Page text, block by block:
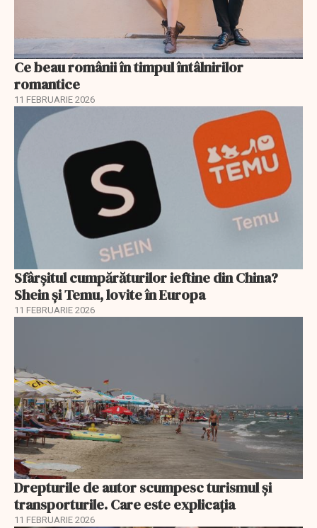
Ce beau românii în timpul întâlnirilor
romantice
11 FEBRUARIE 2026
Sfârșitul cumpărăturilor ieftine din China?
Shein și Temu, lovite în Europa
11 FEBRUARIE 2026
Drepturile de autor scumpesc turismul și
transporturile. Care este explicația
11 FEBRUARIE 2026